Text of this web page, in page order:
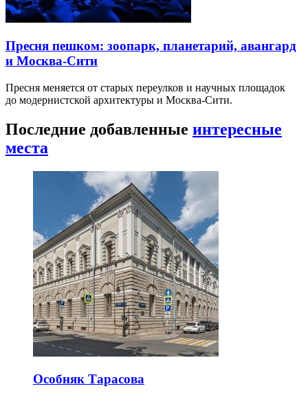
Пресня пешком: зоопарк, планетарий, авангард
и Москва-Сити
Пресня меняется от старых переулков и научных площадок
до модернистской архитектуры и Москва-Сити.
Последние добавленные интересные
места
Особняк Тарасова